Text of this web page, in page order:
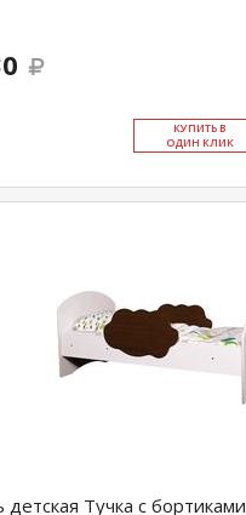
КУ­ПИТЬ В
ОДИН КЛИК
детская Тучка с бортиками